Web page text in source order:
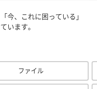
今、これに困っている」
います。
ファイル